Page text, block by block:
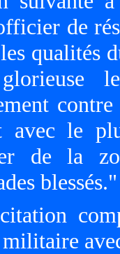
de
qualités
avec le
de la
blessés."